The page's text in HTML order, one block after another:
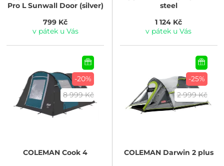
Pro L Sunwall Door (silver)
799 Kč
v pátek u Vás
steel
1 124 Kč
v pátek u Vás
-20%
8 999 Kč
COLEMAN Cook 4
-25%
2 999 Kč
COLEMANDarwin 2 plus